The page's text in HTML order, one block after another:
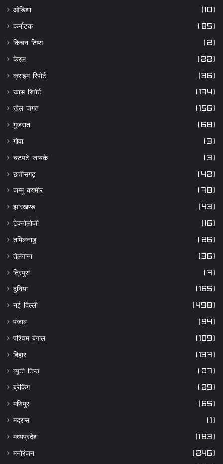
ओडिशा (10)
कर्नाटक (85)
किचन टिप्स (2)
केरल (22)
क्राइम रिपोर्ट (36)
खास रिपोर्ट (174)
खेल जगत (156)
गुजरात (68)
गोवा (3)
चटपटे जायके (3)
छत्तीसगढ़ (42)
जम्मू कश्मीर (78)
झारखण्ड (43)
टेक्नोलोजी (16)
तमिलनाडु (26)
तेलंगाना (36)
त्रिपुरा (7)
दुनिया (165)
नई दिल्ली (498)
पंजाब (94)
पश्चिम बंगाल (109)
बिहार (137)
ब्यूटी टिप्स (27)
ब्रेकिंग (29)
मणिपुर (65)
मद्रास (1)
मध्यप्रदेश (183)
मनोरंजन (246)